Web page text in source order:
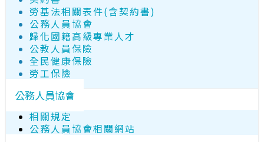
勞基法相關表件(含契約書)
公務人員協會
歸化國籍高級專業人才
公教人員保險
全民健康保險
勞工保險
公務人員協會
相關規定
公務人員協會相關網站